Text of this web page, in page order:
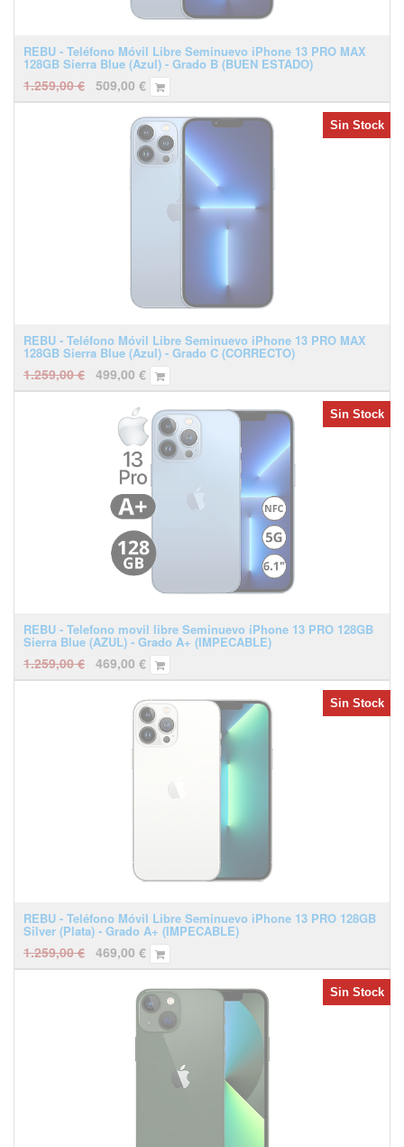
REBU - Teléfono Móvil Libre Seminuevo iPhone 13 PRO MAX
128GB Sierra Blue (Azul) - Grado B (BUEN ESTADO)
1.259,00€ 509,00 €
REBU - Teléfono Móvil Libre Seminuevo iPhone 13 PRO MAX
128GB Sierra Blue (Azul) - Grado C (CORRECTO)
1.259,00€ 499,00 €
Sin Stock
REBU - Telefono movil libre Seminuevo iPhone 13 PRO 128GB
Sierra Blue (AZUL) - Grado A+ (IMPECABLE)
1.259,00€ 469,00 €
Sin Stock
REBU - Teléfono Móvil Libre Seminuevo iPhone 13 PRO 128GB
Silver (Plata) - Grado A+ (IMPECABLE)
1.259,00€ 469,00 €
Sin Stock
Sin Stock